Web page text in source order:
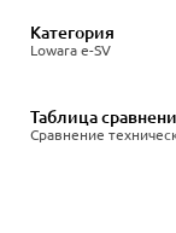
Lowara e-SV
Категория
Сравнение
Таблица